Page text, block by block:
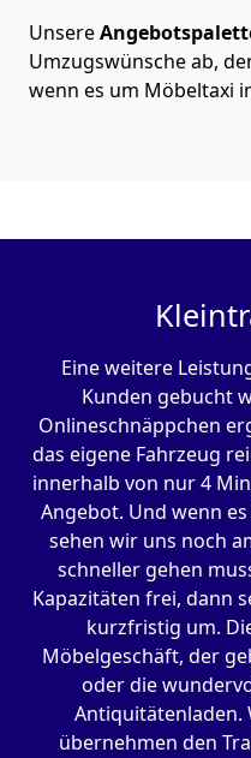
Unsere
Umzugswünsche ab,
wenn es um Möbeltaxi
Eine weitere
Kunden gebucht
Onlineschnäppchen
das eigene Fahrzeug
innerhalb von nur 4
Angebot. Und wenn
sehen wir uns noch
schneller gehen
Kapazitäten frei, dann
kurzfristig um.
Möbelgeschäft, der
oder die
Antiquitätenladen.
übernehmen den